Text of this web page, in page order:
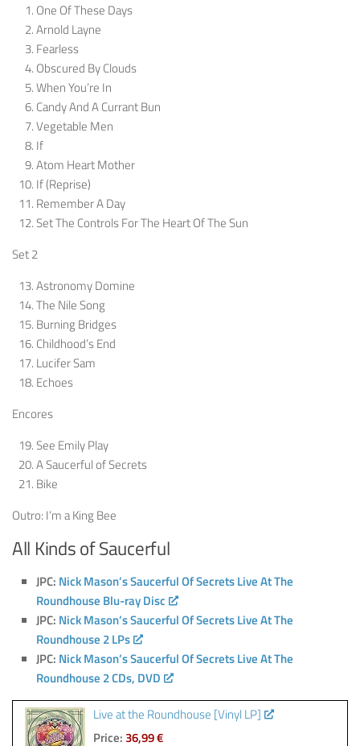
One Of These Days
Arnold Layne
Fearless
Obscured By Clouds
When You’re In
Candy And A Currant Bun
Vegetable Men
If
Atom Heart Mother
If (Reprise)
Remember A Day
Set The Controls For The Heart Of The Sun
Set 2
Astronomy Domine
The Nile Song
Burning Bridges
Childhood’s End
Lucifer Sam
Echoes
Encores
See Emily Play
A Saucerful of Secrets
Bike
Outro: I’m a King Bee
All Kinds of Saucerful
JPC: Nick Mason’s Saucerful Of Secrets Live At The
Roundhouse Blu-ray Disc
JPC: Nick Mason’s Saucerful Of Secrets Live At The
Roundhouse 2 LPs
JPC: Nick Mason’s Saucerful Of Secrets Live At The
Roundhouse 2 CDs, DVD
Live at the Roundhouse [Vinyl LP]
Price: 36,99 €